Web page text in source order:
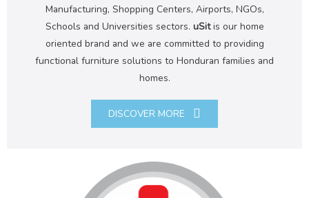
Manufacturing, Shopping Centers, Airports, NGOs,
Schools and Universities sectors. uSitis our home
oriented brand and we are committed to providing
functional furniture solutions to Honduran families and
homes.
DISCOVER MORE